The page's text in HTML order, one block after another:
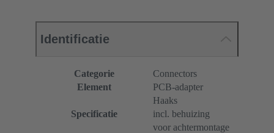
Identificatie
Categorie
Connectors
Element
PCB-adapter
Specificatie
Haaks
incl. behuizing
voor achtermontage